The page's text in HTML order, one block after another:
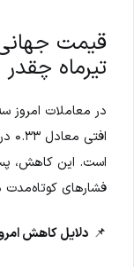
تیرماه
در معاملات امروز سه
است. این کاهش، پس
فشارهای کوتاه‌مدت
📌 دلایل کاهش